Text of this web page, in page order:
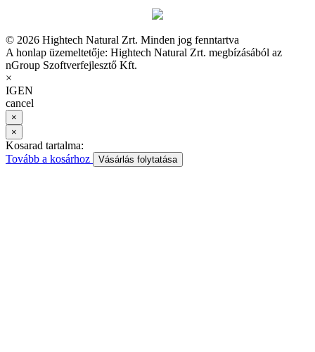
© 2026 Hightech Natural Zrt. Minden jog fenntartva
A honlap üzemeltetője: Hightech Natural Zrt. megbízásából az
nGroup Szoftverfejlesztő Kft.
×
IGEN
cancel
×
×
Kosarad tartalma:
Tovább a kosárhoz
Vásárlás folytatása